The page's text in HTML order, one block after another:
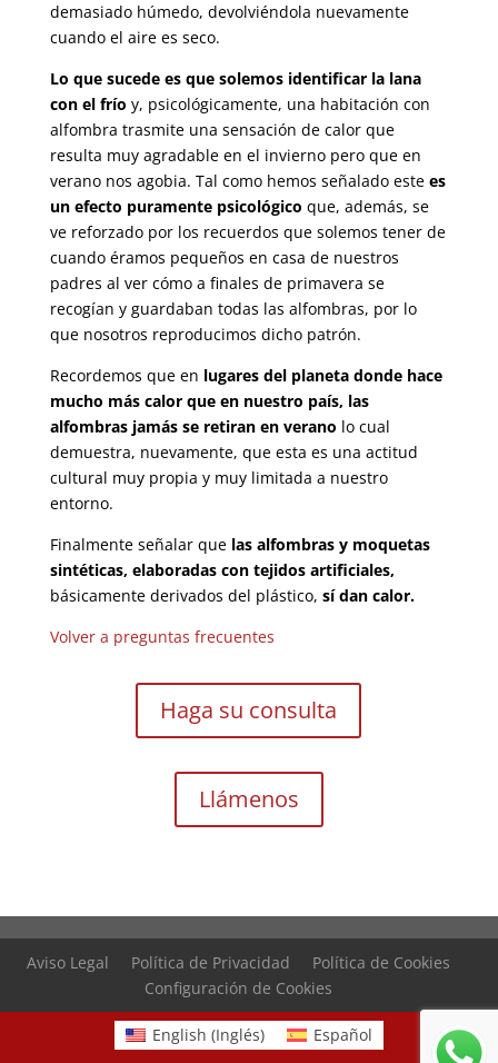
demasiado húmedo, devolviéndola nuevamente
cuando el aire es seco.
Lo que sucede es que solemos identificar la lana
con el frío y, psicológicamente, una habitación con
alfombra trasmite una sensación de calor que
resulta muy agradable en el invierno pero que en
verano nos agobia. Tal como hemos señalado este es
un efecto puramente psicológico que, además, se
ve reforzado por los recuerdos que solemos tener de
cuando éramos pequeños en casa de nuestros
padres al ver cómo a finales de primavera se
recogían y guardaban todas las alfombras, por lo
que nosotros reproducimos dicho patrón.
Recordemos que en lugares del planeta donde hace
mucho más calor que en nuestro país, las
alfombras jamás se retiran en verano lo cual
demuestra, nuevamente, que esta es una actitud
cultural muy propia y muy limitada a nuestro
entorno.
Finalmente señalar que las alfombras y moquetas
sintéticas, elaboradas con tejidos artificiales,
básicamente derivados del plástico, sí dan calor.
Volver a preguntas frecuentes
Haga su consulta
Llámenos
Aviso Legal Política de Privacidad
Política de Cookies
Configuración de Cookies
English (Inglés) Español